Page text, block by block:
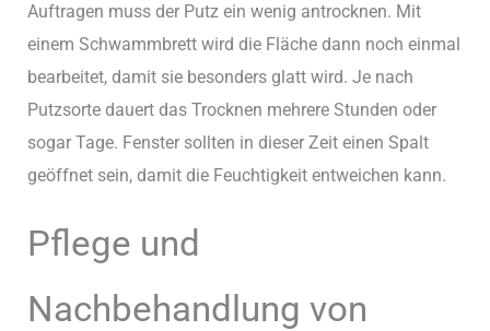
Auftragen muss der Putz ein wenig antrocknen. Mit
einem Schwammbrett wird die Fläche dann noch einmal
bearbeitet, damit sie besonders glatt wird. Je nach
Putzsorte dauert das Trocknen mehrere Stunden oder
sogar Tage. Fenster sollten in dieser Zeit einen Spalt
geöffnet sein, damit die Feuchtigkeit entweichen kann.
Pflege und
Nachbehandlung von